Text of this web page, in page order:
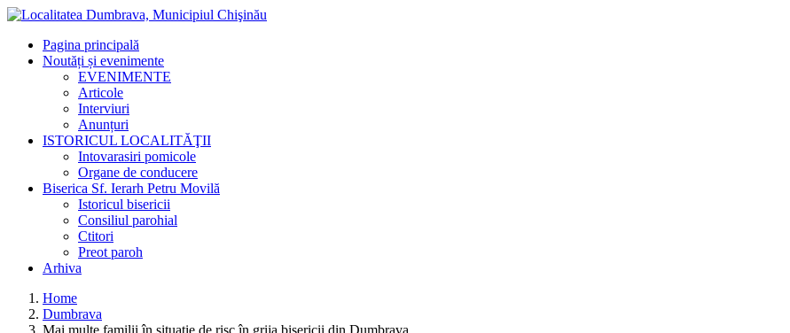
Pagina principală
Noutăți și evenimente
EVENIMENTE
Articole
Interviuri
Anunțuri
ISTORICUL LOCALITĂŢII
Intovarasiri pomicole
Organe de conducere
Biserica Sf. Ierarh Petru Movilă
Istoricul bisericii
Consiliul parohial
Ctitori
Preot paroh
Arhiva
Home
Dumbrava
Mai multe familii în situație de risc în grija bisericii din Dumbrava